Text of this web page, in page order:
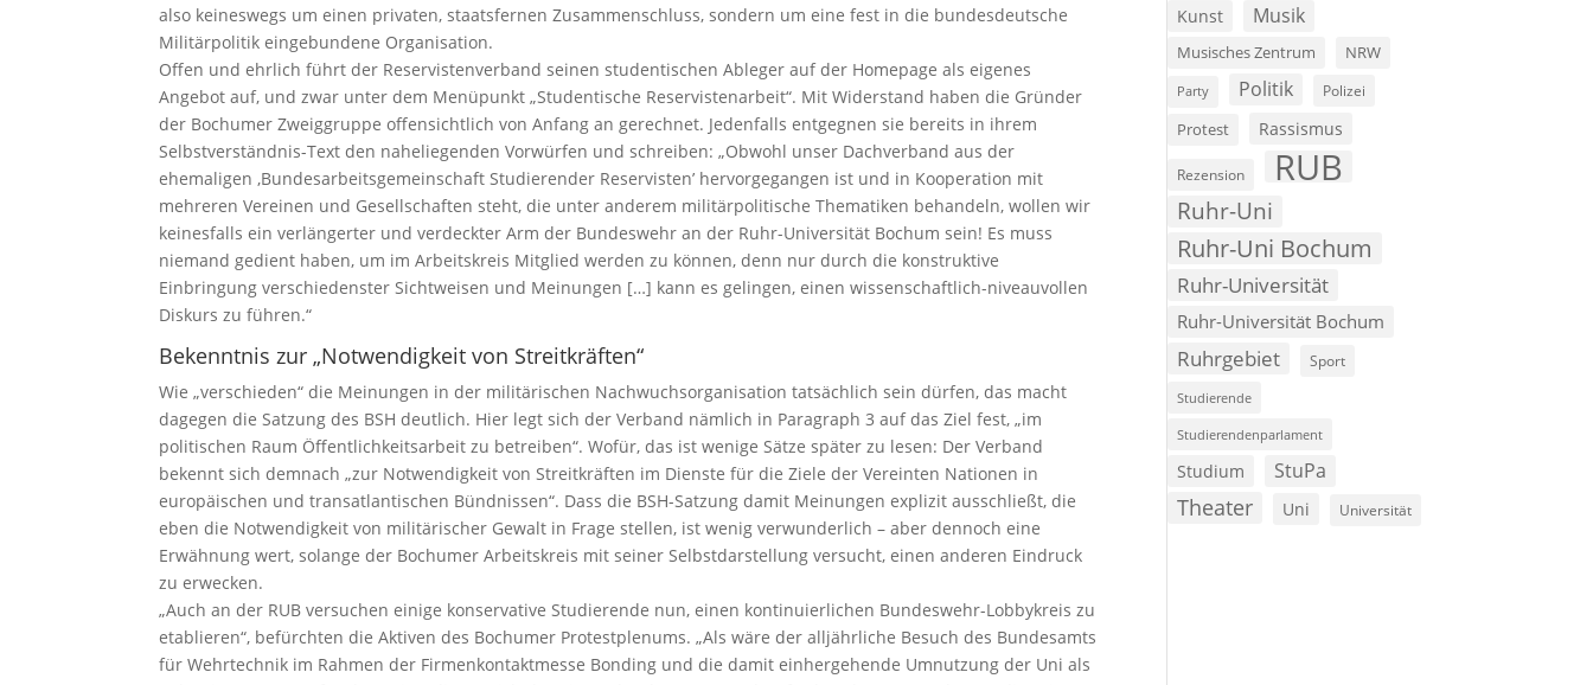
also keineswegs um einen privaten, staatsfernen Zusammenschluss, sondern um eine fest in die bundesdeutsche
Militärpolitik eingebundene Organisation.
Offen und ehrlich führt der Reservistenverband seinen studentischen Ableger auf der Homepage als eigenes
Angebot auf, und zwar unter dem Menüpunkt „Studentische Reservistenarbeit“. Mit Widerstand haben die Gründer
der Bochumer Zweiggruppe offensichtlich von Anfang an gerechnet. Jedenfalls entgegnen sie bereits in ihrem
Selbstverständnis-Text den naheliegenden Vorwürfen und schreiben: „Obwohl unser Dachverband aus der
ehemaligen ‚Bundesarbeitsgemeinschaft Studierender Reservisten’ hervorgegangen ist und in Kooperation mit
mehreren Vereinen und Gesellschaften steht, die unter anderem militärpolitische Thematiken behandeln, wollen wir
keinesfalls ein verlängerter und verdeckter Arm der Bundeswehr an der Ruhr-Universität Bochum sein! Es muss
niemand gedient haben, um im Arbeitskreis Mitglied werden zu können, denn nur durch die konstruktive
Einbringung verschiedenster Sichtweisen und Meinungen […] kann es gelingen, einen wissenschaftlich-niveauvollen
Diskurs zu führen.“
Bekenntnis zur „Notwendigkeit von Streitkräften“
Wie „verschieden“ die Meinungen in der militärischen Nachwuchsorganisation tatsächlich sein dürfen, das macht
dagegen die Satzung des BSH deutlich. Hier legt sich der Verband nämlich in Paragraph 3 auf das Ziel fest, „im
politischen Raum Öffentlichkeitsarbeit zu betreiben“. Wofür, das ist wenige Sätze später zu lesen: Der Verband
bekennt sich demnach „zur Notwendigkeit von Streitkräften im Dienste für die Ziele der Vereinten Nationen in
europäischen und transatlantischen Bündnissen“. Dass die BSH-Satzung damit Meinungen explizit ausschließt, die
eben die Notwendigkeit von militärischer Gewalt in Frage stellen, ist wenig verwunderlich – aber dennoch eine
Erwähnung wert, solange der Bochumer Arbeitskreis mit seiner Selbstdarstellung versucht, einen anderen Eindruck
zu erwecken.
„Auch an der RUB versuchen einige konservative Studierende nun, einen kontinuierlichen Bundeswehr-Lobbykreis zu
etablieren“, befürchten die Aktiven des Bochumer Protestplenums. „Als wäre der alljährliche Besuch des Bundesamts
für Wehrtechnik im Rahmen der Firmenkontaktmesse Bonding und die damit einhergehende Umnutzung der Uni als
Kunst Musik
Musisches Zentrum NRW
Party Politik Polizei
Protest Rassismus
Rezension RUB
Ruhr-Uni
Ruhr-Uni Bochum
Ruhr-Universität
Ruhr-Universität Bochum
Ruhrgebiet Sport
Studierende
Studierendenparlament
Studium StuPa
Theater Uni Universität